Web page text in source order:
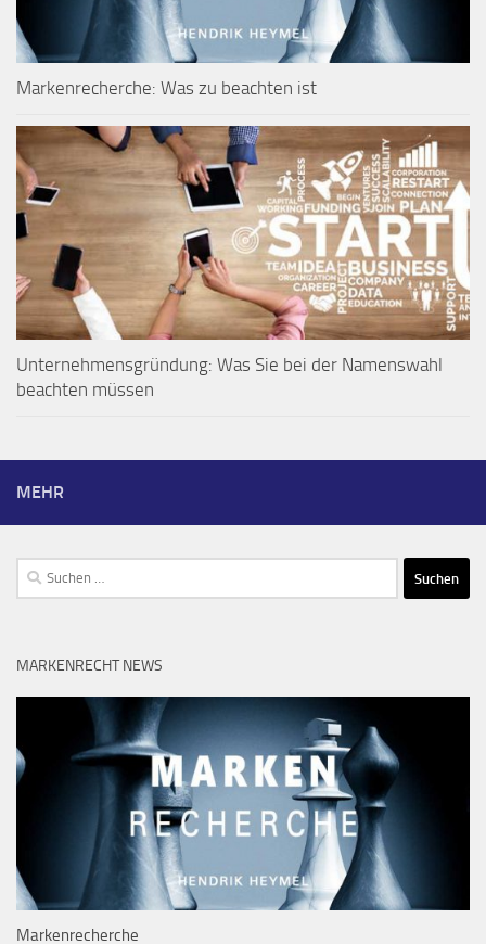
Markenrecherche: Was zu beachten ist
Unternehmensgründung: Was Sie bei der Namenswahl
beachten müssen
MEHR
Suchen
nach:
MARKENRECHT NEWS
Markenrecherche